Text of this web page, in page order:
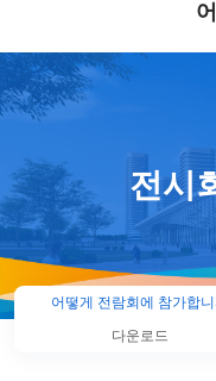
전시
어떻게 전람회에 참가합
다운로드